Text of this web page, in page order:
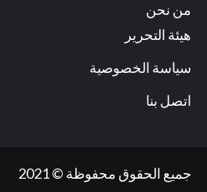
من نحن
هيئة التحرير
سياسة الخصوصية
اتصل بنا
جميع الحقوق محفوظة © 2021